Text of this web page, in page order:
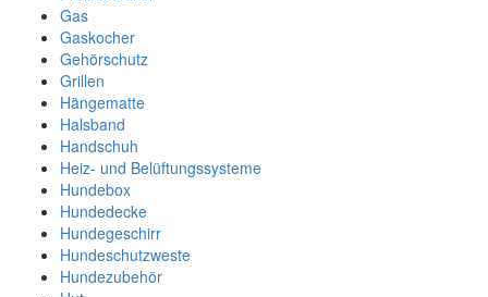
Gas
Gaskocher
Gehörschutz
Grillen
Hängematte
Halsband
Handschuh
Heiz- und Belüftungssysteme
Hundebox
Hundedecke
Hundegeschirr
Hundeschutzweste
Hundezubehör